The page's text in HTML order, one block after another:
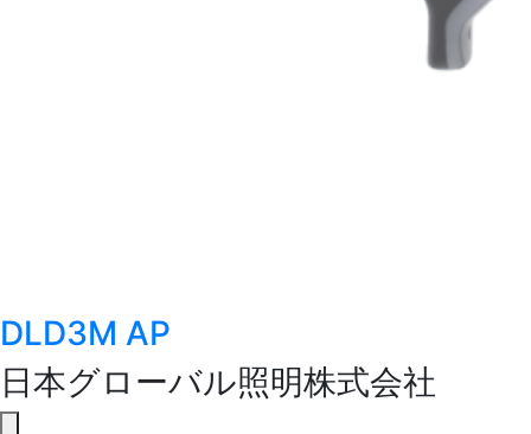
DLD3M AP
日本グローバル照明株式会社